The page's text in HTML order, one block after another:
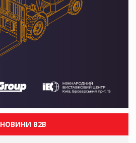
НОВИНИ B2B